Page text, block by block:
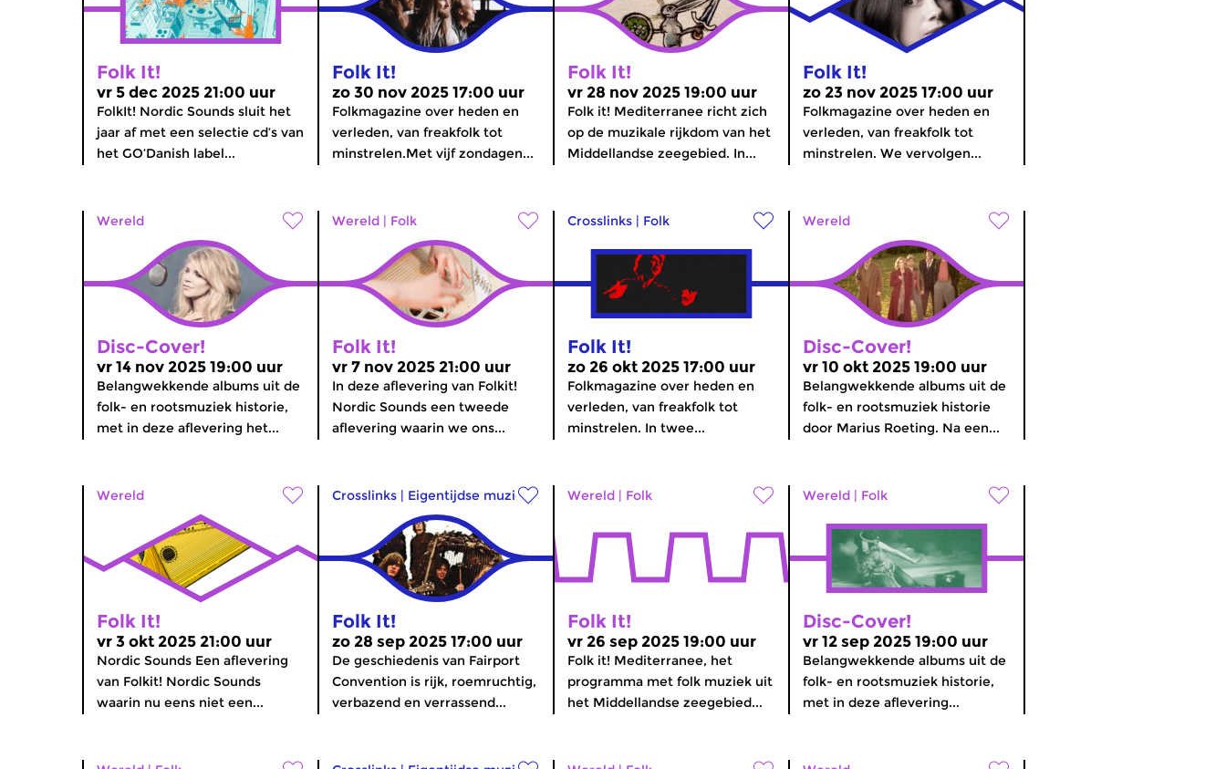
Folk It!
vr 5 dec 2025 21:00 uur
FolkIt! Nordic Sounds sluit het
jaar af met een selectie cd’s van
het GO’Danish label...
Folk It!
zo 30 nov 2025 17:00 uur
Folkmagazine over heden en
verleden, van freakfolk tot
minstrelen.Met vijf zondagen...
Folk It!
vr 28 nov 2025 19:00 uur
Folk it! Mediterranee richt zich
op de muzikale rijkdom van het
Middellandse zeegebied. In...
Folk It!
zo 23 nov 2025 17:00 uur
Folkmagazine over heden en
verleden, van freakfolk tot
minstrelen. We vervolgen...
Wereld
Disc-Cover!
vr 14 nov 2025 19:00 uur
Belangwekkende albums uit de
folk- en rootsmuziek historie,
met in deze aflevering het...
Wereld | Folk
Folk It!
vr 7 nov 2025 21:00 uur
In deze aflevering van Folkit!
Nordic Sounds een tweede
aflevering waarin we ons...
Crosslinks | Folk
Folk It!
zo 26 okt 2025 17:00 uur
Folkmagazine over heden en
verleden, van freakfolk tot
minstrelen. In twee...
Wereld
Disc-Cover!
vr 10 okt 2025 19:00 uur
Belangwekkende albums uit de
folk- en rootsmuziek historie
door Marius Roeting. Na een...
Wereld
Folk It!
vr 3 okt 2025 21:00 uur
Nordic Sounds Een aflevering
van Folkit! Nordic Sounds
waarin nu eens niet een...
Crosslinks | Eigentijdse muziek
Folk It!
zo 28 sep 2025 17:00 uur
De geschiedenis van Fairport
Convention is rijk, roemruchtig,
verbazend en verrassend...
Wereld | Folk
Folk It!
vr 26 sep 2025 19:00 uur
Folk it! Mediterranee, het
programma met folk muziek uit
het Middellandse zeegebied...
Wereld | Folk
Disc-Cover!
vr 12 sep 2025 19:00 uur
Belangwekkende albums uit de
folk- en rootsmuziek historie,
met in deze aflevering...